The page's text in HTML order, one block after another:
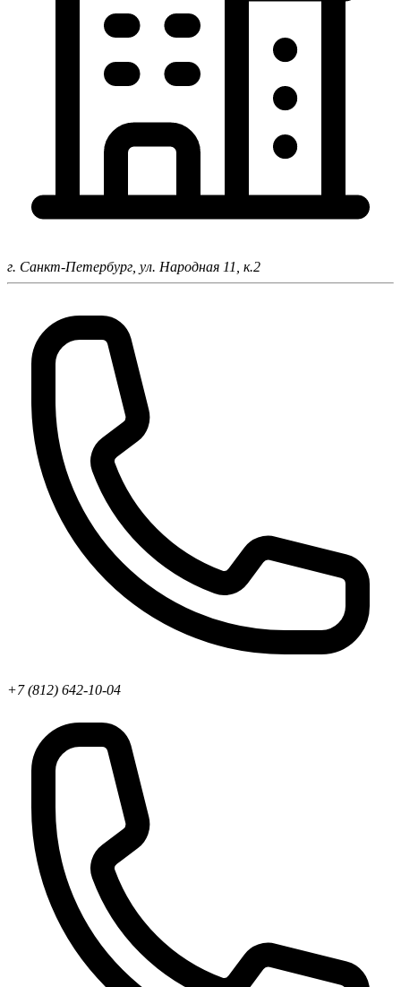
г. Санкт-Петербург, ул. Народная 11, к.2
+7 (812) 642-10-04